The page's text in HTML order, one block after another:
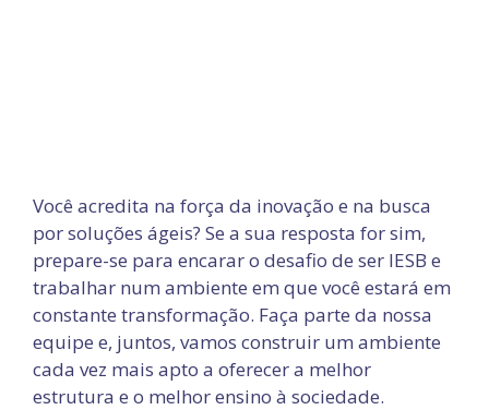
Você acredita na força da inovação e na busca
por soluções ágeis? Se a sua resposta for sim,
prepare-se para encarar o desafio de ser IESB e
trabalhar num ambiente em que você estará em
constante transformação. Faça parte da nossa
equipe e, juntos, vamos construir um ambiente
cada vez mais apto a oferecer a melhor
estrutura e o melhor ensino à sociedade.